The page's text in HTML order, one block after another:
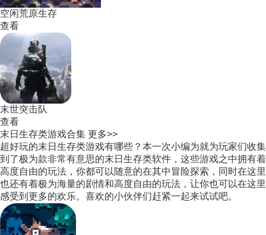
空闲荒原生存
查看
末世突击队
查看
末日生存类游戏合集 更多>>
超好玩的末日生存类游戏有哪些？本一次小编为就为玩家们收集
到了极为款非常有意思的末日生存类软件，这些游戏之中拥有着
高度自由的玩法，你都可以随意的在其中冒险探索，同时在这里
也还有着极为海量的剧情和高度自由的玩法，让你也可以在这里
感受到更多的欢乐。喜欢的小伙伴们赶紧一起来试试吧。